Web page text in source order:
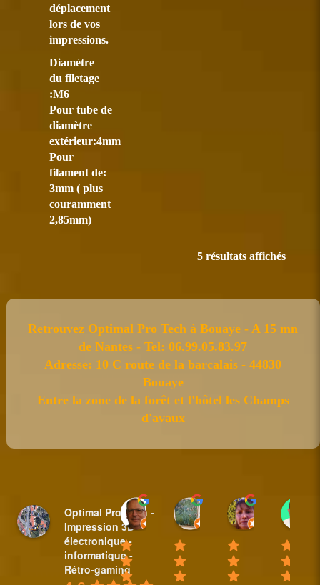
déplacement
lors de vos
impressions.
Diamètre
du filetage
:M6
Pour tube de
diamètre
extérieur:4mm
Pour
filament de:
3mm ( plus
couramment
2,85mm)
5 résultats affichés
Retrouvez Optimal Pro Tech à Bouaye - A 15 mn
de Nantes - Tel: 06.99.05.83.97
Adresse: 10 C route de la barcalais - 44830
Bouaye
Entre la zone de la forêt et l'hôtel les Champs
d'avaux
Optimal Pro Tech -
Impression 3D -
électronique -
informatique -
Rétro-gaming
Sylvain BAUDET
18:44 31 Mar 25
nicole plantive
16:14 20 Feb 25
Anne
10:35 08